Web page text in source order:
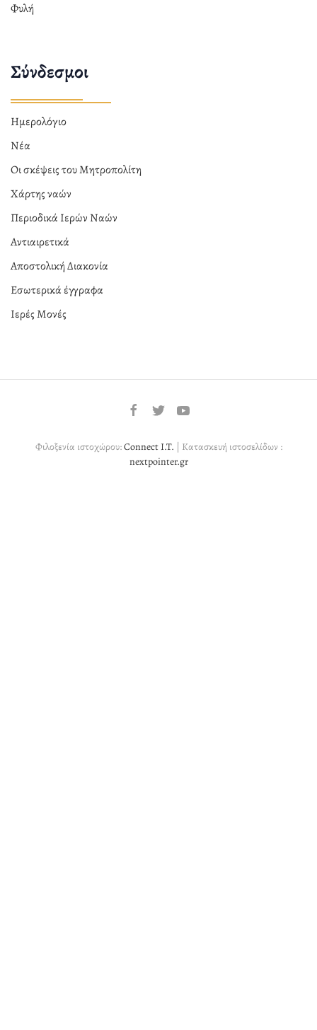
Φυλή
Σύνδεσμοι
Ημερολόγιο
Νέα
Οι σκέψεις του Μητροπολίτη
Χάρτης ναών
Περιοδικά Ιερών Ναών
Αντιαιρετικά
Αποστολική Διακονία
Εσωτερικά έγγραφα
Ιερές Μονές
Φιλοξενία ιστοχώρου:Connect I.T. | Κατασκευή ιστοσελίδων :
nextpointer.gr